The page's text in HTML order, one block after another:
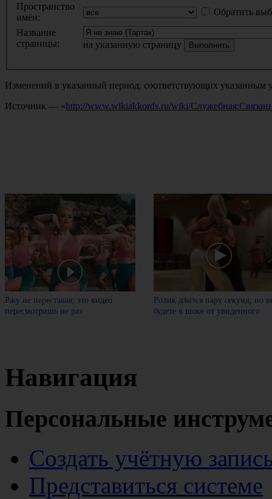
Пространство
имён:
Обратить
Название
страницы:
на указанную страницу
Изменений в указанный период, соответствующих указанным
Источник — «http://www.wikiakkords.ru/wiki/
Ржу не переставая, это видео
пересмотришь не раз
Ролик длится пару секунд, но
будете в шоке от увиденного
Навигация
Персональные
Создать учётную
Представиться системе